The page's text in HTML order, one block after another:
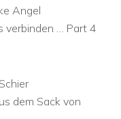
Angel
verbinden … Part 4
dem Sack von